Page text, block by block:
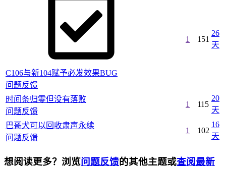
C106与新104赋予必发效果BUG
问题反馈
1 151
26
天
时间条归零但没有落败
问题反馈
1 115
20
天
巴哥犬可以回收肃声永续
问题反馈
1 102
16
天
想阅读更多？浏览问题反馈的其他主题或查阅最新